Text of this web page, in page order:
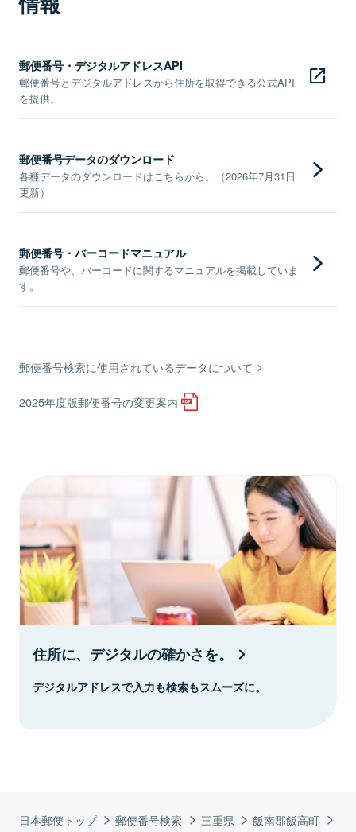
日本郵便トップ 郵便番号検索 三重県
飯南郡飯高町
郵便番号・デジタルアドレスAPI
郵便番号とデジタルアドレスから住所を取得できる公式API
を提供。
郵便番号データのダウンロード
各種データのダウンロードはこちらから。（2026年7月31日
更新）
郵便番号・バーコードマニュアル
郵便番号や、バーコードに関するマニュアルを掲載していま
す。
郵便番号検索に使用されているデータについて
2025年度版郵便番号の変更案内
住所に、デジタルの確かさを。
デジタルアドレスで入力も検索もスムーズに。